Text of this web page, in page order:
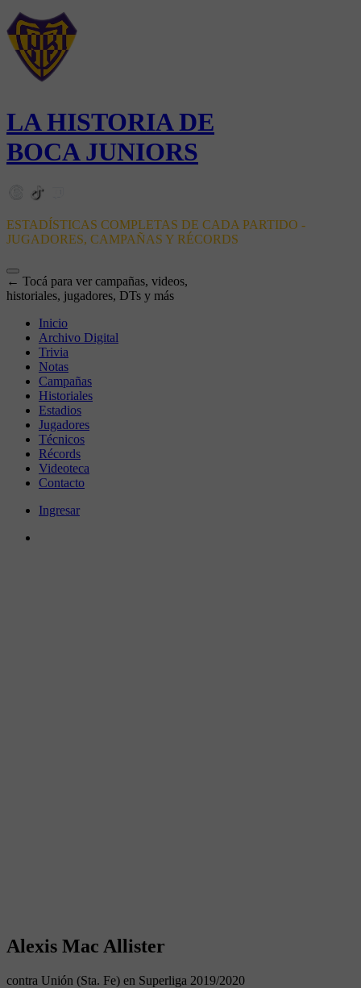
LA HISTORIA DE
BOCA JUNIORS
ESTADÍSTICAS COMPLETAS DE CADA PARTIDO -
JUGADORES, CAMPAÑAS Y RÉCORDS
← Tocá para ver campañas, videos,
historiales, jugadores, DTs y más
Inicio
Archivo Digital
Trivia
Notas
Campañas
Historiales
Estadios
Jugadores
Técnicos
Récords
Videoteca
Contacto
Ingresar
Alexis Mac Allister
contra Unión (Sta. Fe) en Superliga 2019/2020